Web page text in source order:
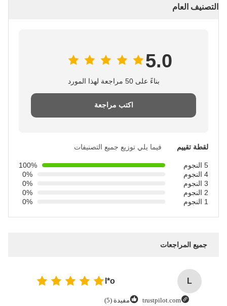
التصنيف العام
5.0
بناءً على 50 مراجعة لهذا المورد
اكتب مراجعة
لقطة تقييم فيما يلي توزيع جميع التصنيفات
5 النجوم
100%
4 النجوم
0%
0%
0%
0%
جميع المراجعات
L
l*o
trustpilot.com مفيدة (5)